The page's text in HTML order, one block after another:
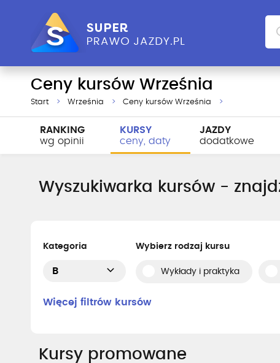
Ceny kursów Września
Start Września Ceny kursów Września
RANKING
wg opinii
KURSY
ceny, daty
JAZDY
dodatkowe
Wyszukiwarka kursów -
Kategoria
B
Wybierz rodzaj kursu
Wykłady i praktyka
Więcej filtrów kursów
Kursy promowane